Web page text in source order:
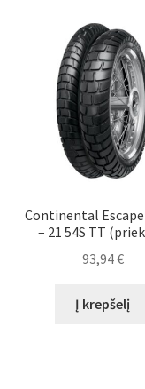
Continental
– 21 54S TT
93,94€
Į krepšelį